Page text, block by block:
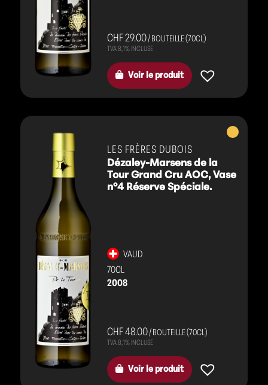
CHF 29.00/ BOUTEILLE (70CL)
Voir le produit
Vins
blancs
LES FRÈRES DUBOIS
Dézaley-Marsens de la
Tour Grand Cru AOC, Vase
n°4 Réserve Spéciale.
VAUD
70CL
2008
CHF 48.00/ BOUTEILLE (70CL)
Voir le produit